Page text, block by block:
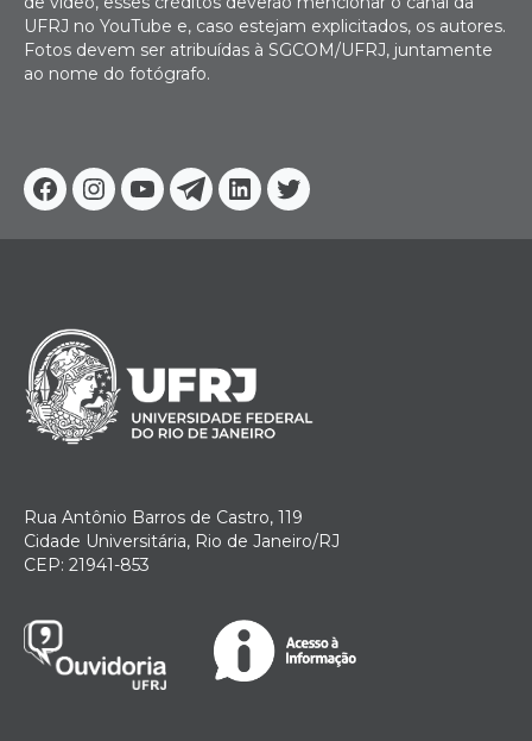
Facebook
Instagram
YoutubeTelegram
Linkedin
Twitter
UFRJ no YouTube e, caso estejam explicitados, os autores.
Fotos devem ser atribuídas à SGCOM/UFRJ, juntamente
ao nome do fotógrafo.
Rua Antônio Barros de Castro, 119
Cidade Universitária, Rio de Janeiro/RJ
CEP: 21941-853